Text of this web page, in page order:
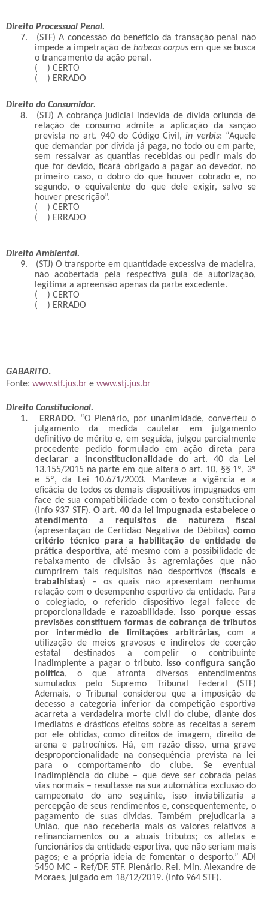
Direito Processual Penal.
7.
(STF) A concessão do benefício da transação penal não
impede a impetração de habeas corpus em que se busca
o trancamento da ação penal.
( ) CERTO
( ) ERRADO
Direito do Consumidor.
8.
(STJ) A cobrança judicial indevida de dívida oriunda de
relação de consumo admite a aplicação da sanção
prevista no art. 940 do Código Civil,in verbis: “Aquele
que demandar por dívida já paga, no todo ou em parte,
sem ressalvar as quantias recebidas ou pedir mais do
que for devido, ficará obrigado a pagar ao devedor, no
primeiro caso, o dobro do que houver cobrado e, no
segundo, o equivalente do que dele exigir, salvo se
houver prescrição”.
( ) CERTO
( ) ERRADO
Direito Ambiental.
9.
(STJ) O transporte em quantidade excessiva de madeira,
não acobertada pela respectiva guia de autorização,
legitima a apreensão apenas da parte excedente.
( ) CERTO
( ) ERRADO
GABARITO.
Fonte: www.stf.jus.br e www.stj.jus.br
Direito Constitucional.
1.
ERRADO.“O Plenário, por unanimidade, converteu o
julgamento da medida cautelar em julgamento
definitivo de mérito e, em seguida, julgou parcialmente
procedente pedido formulado em ação direta para
declarar a inconstitucionalidadedo art. 40 da Lei
13.155/2015 na parte em que altera o art. 10, §§ 1º, 3º
e 5º, da Lei 10.671/2003. Manteve a vigência e a
eficácia de todos os demais dispositivos impugnados em
face de sua compatibilidade com o texto constitucional
(Info 937 STF). O art. 40 da lei impugnada estabelece o
atendimento a requisitos de natureza fiscal
(apresentação de Certidão Negativa de Débitos) como
critério técnico para a habilitação de entidade de
prática desportiva, até mesmo com a possibilidade de
rebaixamento de divisão às agremiações que não
cumprirem tais requisitos não desportivos (fiscais e
trabalhistas) – os quais não apresentam nenhuma
relação com o desempenho esportivo da entidade. Para
o colegiado, o referido dispositivo legal falece de
proporcionalidade e razoabilidade.
Isso porque essas
previsões constituem formas de cobrança de tributos
por intermédio de limitações arbitrárias, com a
utilização de meios gravosos e indiretos de coerção
estatal destinados a compelir o contribuinte
inadimplente a pagar o tributo. Isso configura sanção
política, o que afronta diversos entendimentos
sumulados pelo Supremo Tribunal Federal (STF)
Ademais, o Tribunal considerou que a imposição de
decesso a categoria inferior da competição esportiva
acarreta a verdadeira morte civil do clube, diante dos
imediatos e drásticos efeitos sobre as receitas a serem
por ele obtidas, como direitos de imagem, direito de
arena e patrocínios. Há, em razão disso, uma grave
desproporcionalidade na consequência prevista na lei
para o comportamento do clube. Se eventual
inadimplência do clube – que deve ser cobrada pelas
vias normais – resultasse na sua automática exclusão do
campeonato do ano seguinte, isso inviabilizaria a
percepção de seus rendimentos e, consequentemente, o
pagamento de suas dívidas. Também prejudicaria a
União, que não receberia mais os valores relativos a
refinanciamentos ou a atuais tributos; os atletas e
funcionários da entidade esportiva, que não seriam mais
pagos; e a própria ideia de fomentar o desporto.” ADI
5450 MC – Ref/DF. STF. Plenário. Rel. Min. Alexandre de
Moraes, julgado em 18/12/2019. (Info 964 STF).